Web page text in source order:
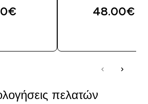
48.00€‎
πελατών